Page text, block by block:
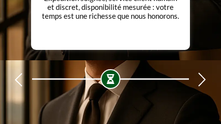
ostentatoire. Chaque forme a une fonction.
Chaque détail, une intention.